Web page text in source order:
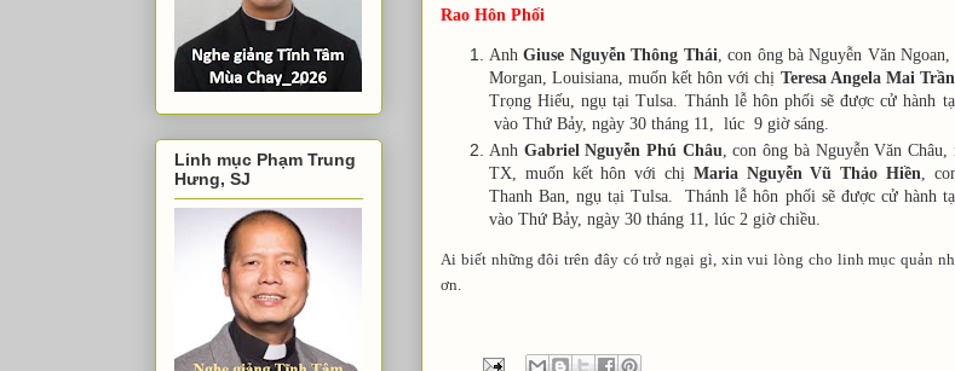
Rao Hôn Phối
AnhGiuse Nguyễn Thông Thái , con ông bà Nguyễn Văn
Morgan, Louisiana, muốn kết hôn với chị Teresa Angela Mai Trần
Trọng Hiếu, ngụ tại Tulsa. Thánh lễ hôn phối sẽ được cử hành
vào Thứ Bảy, ngày 30 tháng 11, lúc 9 giờ sáng.
Anh Gabriel Nguyễn Phú Châu, con ông bà Nguyễn Văn
TX, muốn kết hôn với chị Maria Nguyễn Vũ Thảo Hiền,
Thanh Ban, ngụ tại Tulsa. Thánh lễ hôn phối sẽ được cử hành
vào Thứ Bảy, ngày 30 tháng 11, lúc 2 giờ chiều.
Ai biết những đôi trên đây có trở ngại gì, xin vui lòng cho linh mục quản
ơn.
Linh mục Phạm Trung
Hưng, SJ